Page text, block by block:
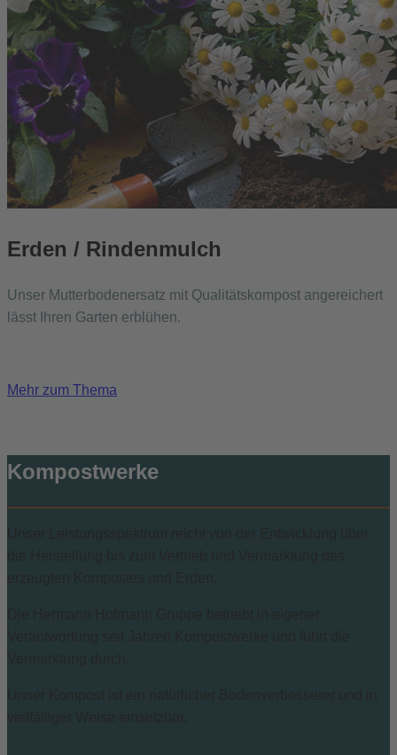
Erden / Rindenmulch
Unser Mutterbodenersatz mit Qualitätskompost angereichert
lässt Ihren Garten erblühen.
Mehr zum Thema
Kompostwerke